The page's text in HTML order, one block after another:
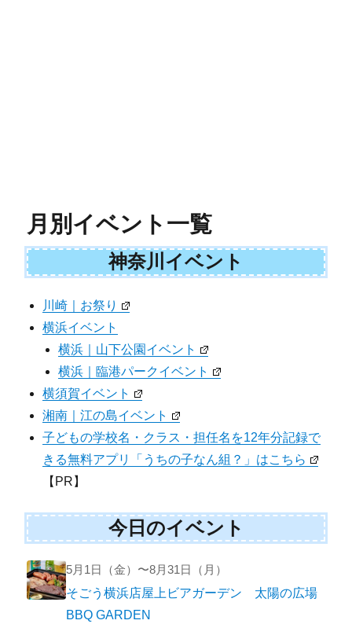
月別イベント一覧
神奈川イベント
川崎｜お祭り
横浜イベント
横浜｜山下公園イベント
横浜｜臨港パークイベント
横須賀イベント
湘南｜江の島イベント
子どもの学校名・クラス・担任名を12年分記録で
きる無料アプリ「うちの子なん組？」はこちら
【PR】
今日のイベント
5月1日（金）〜8月31日（月）
そごう横浜店屋上ビアガーデン 太陽の広場
BBQ GARDEN